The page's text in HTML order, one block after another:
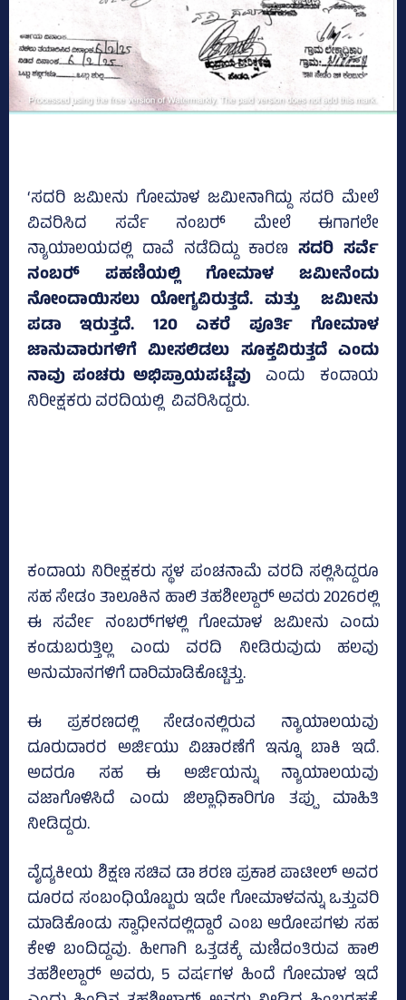
‘ಸದರಿ ಜಮೀನು ಗೋಮಾಳ ಜಮೀನಾಗಿದ್ದು ಸದರಿ ಮೇಲೆ
ವಿವರಿಸಿದ ಸರ್ವೆ ನಂಬರ್‍‌ ಮೇಲೆ ಈಗಾಗಲೇ
ನ್ಯಾಯಾಲಯದಲ್ಲಿ ದಾವೆ ನಡೆದಿದ್ದು ಕಾರಣ ಸದರಿ ಸರ್ವೆ
ನಂಬರ್‍‌ ಪಹಣಿಯಲ್ಲಿ ಗೋಮಾಳ ಜಮೀನೆಂದು
ನೋಂದಾಯಿಸಲು ಯೋಗ್ಯವಿರುತ್ತದೆ. ಮತ್ತು ಜಮೀನು
ಪಡಾ ಇರುತ್ತದೆ. 120 ಎಕರೆ ಪೂರ್ತಿ ಗೋಮಾಳ
ಜಾನುವಾರುಗಳಿಗೆ ಮೀಸಲಿಡಲು ಸೂಕ್ತವಿರುತ್ತದೆ ಎಂದು
ನಾವು ಪಂಚರು ಅಭಿಪ್ರಾಯಪಟ್ಟೆವು ಎಂದು ಕಂದಾಯ
ನಿರೀಕ್ಷಕರು ವರದಿಯಲ್ಲಿ ವಿವರಿಸಿದ್ದರು.
ಕಂದಾಯ ನಿರೀಕ್ಷಕರು ಸ್ಥಳ ಪಂಚನಾಮೆ ವರದಿ ಸಲ್ಲಿಸಿದ್ದರೂ
ಸಹ ಸೇಡಂ ತಾಲೂಕಿನ ಹಾಲಿ ತಹಶೀಲ್ದಾರ್‍‌ ಅವರು 2026ರಲ್ಲಿ
ಈ ಸರ್ವೇ ನಂಬರ್‍‌ಗಳಲ್ಲಿ ಗೋಮಾಳ ಜಮೀನು ಎಂದು
ಕಂಡುಬರುತ್ತಿಲ್ಲ ಎಂದು ವರದಿ ನೀಡಿರುವುದು ಹಲವು
ಅನುಮಾನಗಳಿಗೆ ದಾರಿಮಾಡಿಕೊಟ್ಟಿತ್ತು.
ಈ ಪ್ರಕರಣದಲ್ಲಿ ಸೇಡಂನಲ್ಲಿರುವ ನ್ಯಾಯಾಲಯವು
ದೂರುದಾರರ ಅರ್ಜಿಯು ವಿಚಾರಣೆಗೆ ಇನ್ನೂ ಬಾಕಿ ಇದೆ.
ಅದರೂ ಸಹ ಈ ಅರ್ಜಿಯನ್ನು ನ್ಯಾಯಾಲಯವು
ವಜಾಗೊಳಿಸಿದೆ ಎಂದು ಜಿಲ್ಲಾಧಿಕಾರಿಗೂ ತಪ್ಪು ಮಾಹಿತಿ
ನೀಡಿದ್ದರು.
ವೈದ್ಯಕೀಯ ಶಿಕ್ಷಣ ಸಚಿವ ಡಾ ಶರಣ ಪ್ರಕಾಶ ಪಾಟೀಲ್ ಅವರ
ದೂರದ ಸಂಬಂಧಿಯೊಬ್ಬರು ಇದೇ ಗೋಮಾಳವನ್ನು ಒತ್ತುವರಿ
ಮಾಡಿಕೊಂಡು ಸ್ವಾಧೀನದಲ್ಲಿದ್ದಾರೆ ಎಂಬ ಆರೋಪಗಳು ಸಹ
ಕೇಳಿ ಬಂದಿದ್ದವು. ಹೀಗಾಗಿ ಒತ್ತಡಕ್ಕೆ ಮಣಿದಂತಿರುವ ಹಾಲಿ
ತಹಶೀಲ್ದಾರ್‍‌ ಅವರು, 5 ವರ್ಷಗಳ ಹಿಂದೆ ಗೋಮಾಳ ಇದೆ